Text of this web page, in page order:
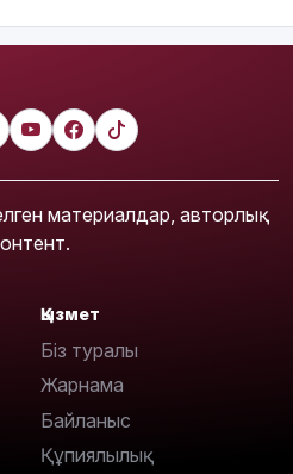
материалдар, авторлық
Қызмет
Біз туралы
Жарнама
Байланыс
Құпиялылық